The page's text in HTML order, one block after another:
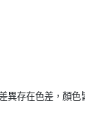
異存在色差，顏色